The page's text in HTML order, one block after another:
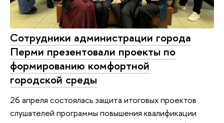
Сотрудники администрации города
Перми презентовали проекты по
формированию комфортной
городской среды
26 апреля состоялась защита итоговых проектов
слушателей программы повышения квалификации